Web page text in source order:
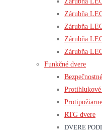
Zárubňa
Zárubňa
Zárubňa
Zárubňa
Funkčné dvere
Protihlukové
RTG dvere
DVERE